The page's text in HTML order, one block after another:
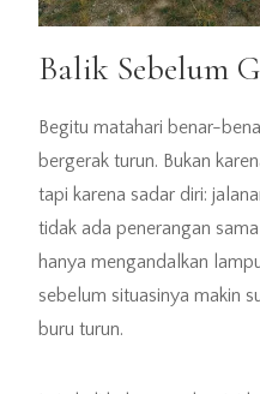
Balik Sebelum
Begitu matahari benar-
bergerak turun. Bukan
tapi karena sadar diri:
tidak ada penerangan
hanya mengandalkan
sebelum situasinya makin
buru turun.